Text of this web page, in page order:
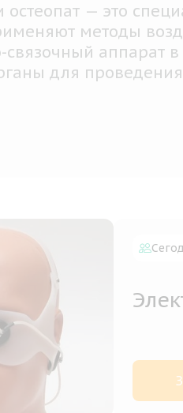
— это
методы
аппарат
для проведения
лечения